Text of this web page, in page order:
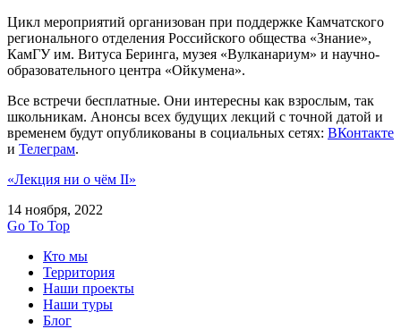
Цикл мероприятий организован при поддержке Камчатского
регионального отделения Российского общества «Знание»,
КамГУ им. Витуса Беринга, музея «Вулканариум» и научно-
образовательного центра «Ойкумена».
Все встречи бесплатные. Они интересны как взрослым, так
школьникам. Анонсы всех будущих лекций с точной датой и
временем будут опубликованы в социальных сетях: ВКонтакте
и Телеграм.
«Лекция ни о чём II»
14 ноября, 2022
Go To Top
Кто мы
Территория
Наши проекты
Наши туры
Блог